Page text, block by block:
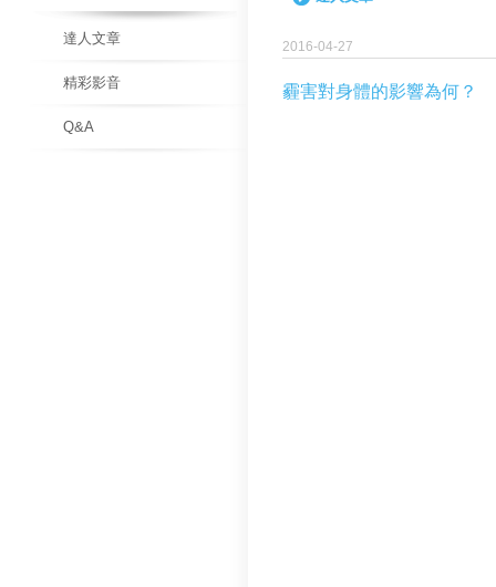
達人文章
精彩影音
Q&A
2016-04-27
霾害對身體的影響為何？